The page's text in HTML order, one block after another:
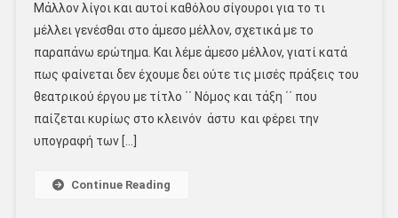
Μάλλον λίγοι και αυτοί καθόλου σίγουροι για το τι
μέλλει γενέσθαι στο άμεσο μέλλον, σχετικά με το
παραπάνω ερώτημα. Και λέμε άμεσο μέλλον, γιατί κατά
πως φαίνεται δεν έχουμε δει ούτε τις μισές πράξεις του
θεατρικού έργου με τίτλο ΄΄ Νόμος και τάξη ΄΄ που
παίζεται κυρίως στο κλεινόν άστυ και φέρει την
υπογραφή των […]
Continue Reading